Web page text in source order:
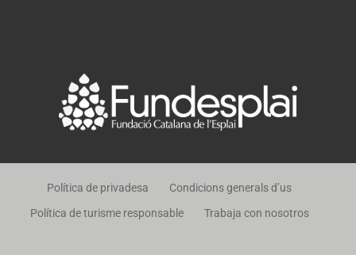
Política de privadesa
Condicions generals d’us
Política de turisme responsable
Trabaja con nosotros